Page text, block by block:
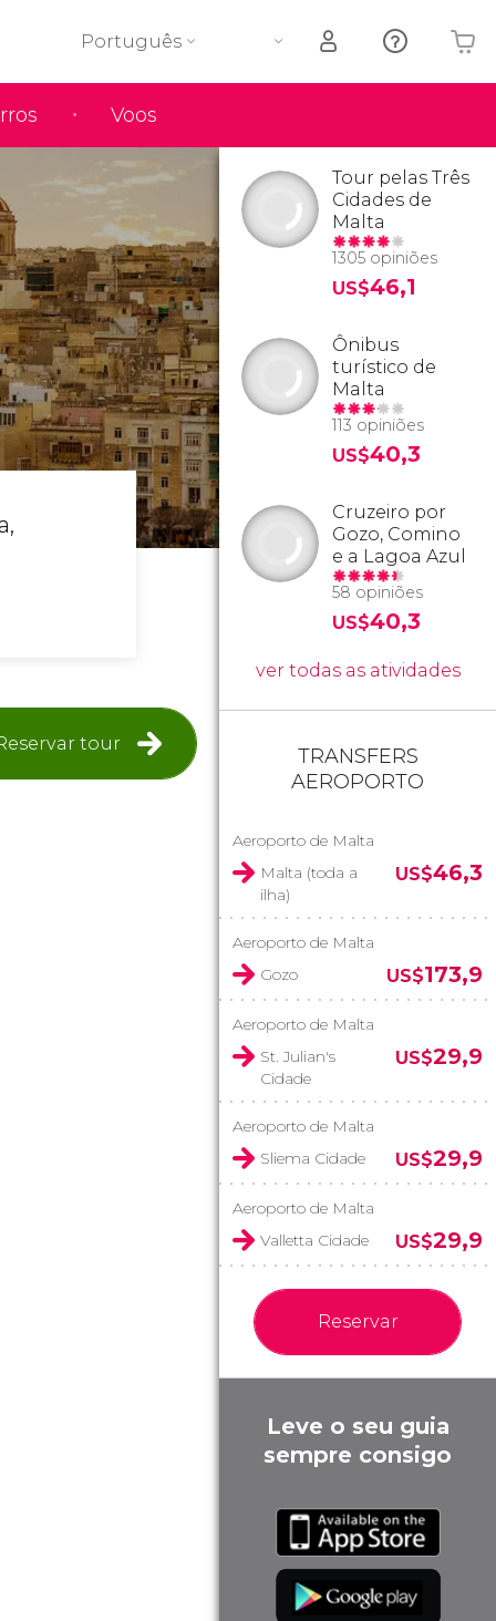
Voos
Português
tour
Tour pelas Três
Cidades de
Malta
1305 opiniões
US$46,1
Ônibus
turístico de
Malta
113 opiniões
US$40,3
Cruzeiro por
Gozo, Comino
e a Lagoa Azul
58 opiniões
US$40,3
ver todas as atividades
TRANSFERS
AEROPORTO
Aeroporto de Malta
Malta (toda a
ilha)
US$46,3
Aeroporto de Malta
Gozo
US$173,9
Aeroporto de Malta
St. Julian's
Cidade
US$29,9
Aeroporto de Malta
Sliema Cidade
US$29,9
Aeroporto de Malta
Valletta Cidade
US$29,9
Reservar
Leve o seu guia
sempre consigo